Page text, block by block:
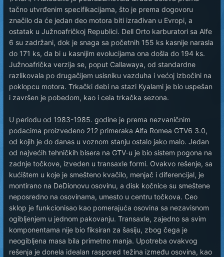
tačno utvrđenim specifikacijama, što je prema dogovoru
značilo da će jedan deo motora biti izrađivan u Evropi, a
ostatak u Južnoafričkoj Republici. Dell Orto karburatori sa Alfe
6 su zadržani, dok je snaga sa početnih 155 ks kasnije narasla
do 171 ks, da bi u kasnijim evolucijama ona došla do 194 ks.
Južnoafrička verzija se, poput Callawaya, od standardne
razlikovala po drugačijem usisniku vazduha i većoj izbočini na
poklopcu motora. Trkački debi na stazi Kyalami je bio uspešan
i završen je pobedom, kao i cela trkačka sezona.
U periodu od 1983-1985. godine je prema nezvaničnim
podacima proizvedeno 212 primeraka Alfa Romea GTV6 3.0,
od kojih je do danas u voznom stanju ostalo jako malo. Jedan
od najvećih tehničkih bisera na GTV-u je bio sistem pogona na
zadnje točkove, izveden u transaxle formi. Ovakvo rešenje, sa
kućištem u koje je smešteno kvačilo, menjač i diferencijal, je
montirano na DeDionovu osovinu, a disk kočnice su smeštene
neposredno na osovinama, umesto u centru točkova. Ceo
sklop je funkcionisao kao pomerajuća osovina sa nezavisnom
ogibljenjem u jednom pakovanju. Transaxle, zajedno sa svim
komponentama nije bio fiksiran za šasiju, zbog čega je
neogibljena masa bila primetno manja. Upotreba ovakvog
rešenja je donela idealan raspored težina između osovina, kao